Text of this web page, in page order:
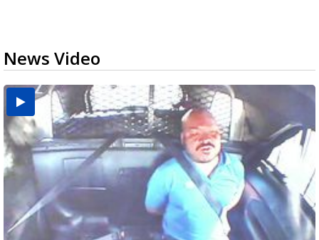
News Video